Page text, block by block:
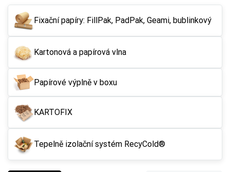
Fixační papíry: FillPak, PadPak, Geami, bublinkový
Kartonová a papírová vlna
Papírové výplně v boxu
KARTOFIX
Tepelně izolační systém RecyCold®
FSC® (Forest Stewardship Council) zaručuje, že
použitý papír nebo karton pochází z odpovědně a
udržitelně spravovaných lesů. Výrobky s tímto
označením podporují šetrné hospodaření
s přírodními zdroji.
Více o ekologických certifikátech